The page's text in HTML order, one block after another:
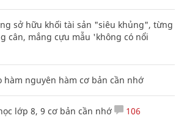
sở hữu khối tài sản "siêu khủng", từng
cân, mắng cựu mẫu 'không có nổi
hàm nguyên hàm cơ bản cần nhớ
lớp 8, 9 cơ bản cần nhớ 106